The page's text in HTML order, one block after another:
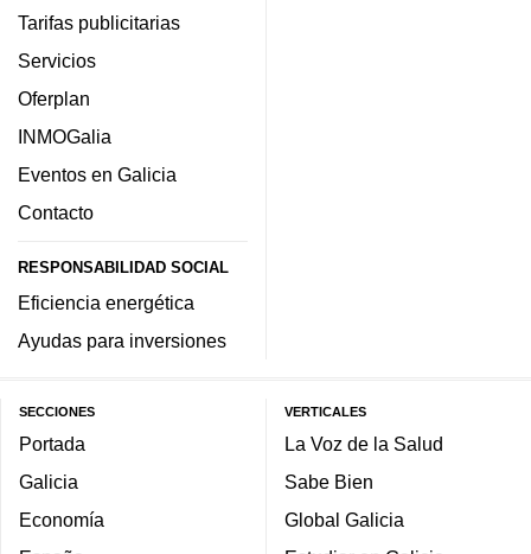
Tarifas publicitarias
Servicios
Oferplan
INMOGalia
Eventos en Galicia
Contacto
RESPONSABILIDAD SOCIAL
Eficiencia energética
Ayudas para inversiones
SECCIONES
Portada
Galicia
Economía
VERTICALES
La Voz de la Salud
Sabe Bien
Global Galicia